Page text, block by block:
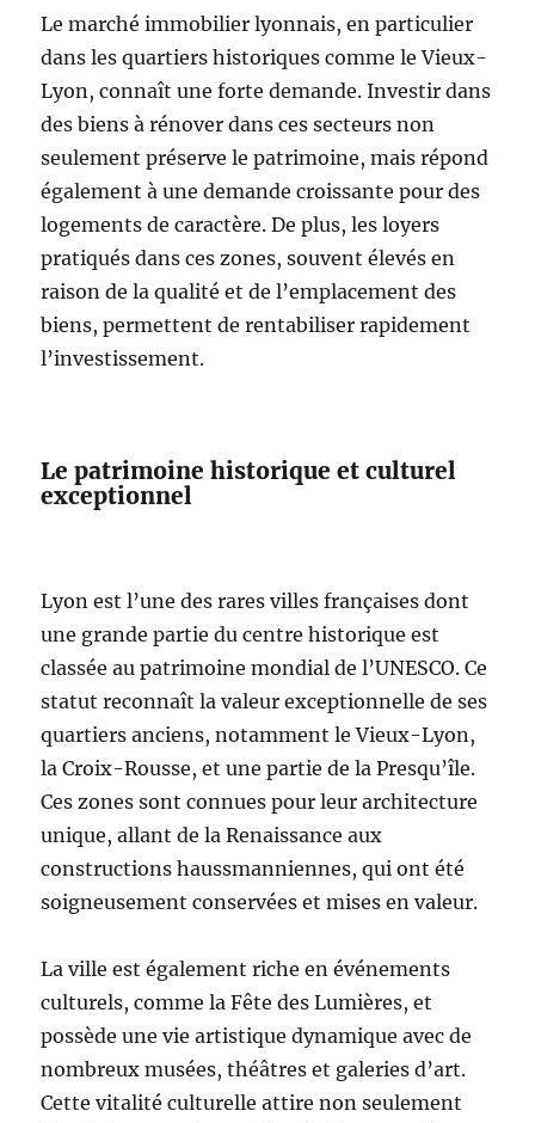
Le marché immobilier lyonnais, en particulier
dans les quartiers historiques comme le Vieux-
Lyon, connaît une forte demande. Investir dans
des biens à rénover dans ces secteurs non
seulement préserve le patrimoine, mais répond
également à une demande croissante pour des
logements de caractère. De plus, les loyers
pratiqués dans ces zones, souvent élevés en
raison de la qualité et de l’emplacement des
biens, permettent de rentabiliser rapidement
l’investissement.
Le patrimoine historique et culturel
exceptionnel
Lyon est l’une des rares villes françaises dont
une grande partie du centre historique est
classée au patrimoine mondial de l’UNESCO. Ce
statut reconnaît la valeur exceptionnelle de ses
quartiers anciens, notamment le Vieux-Lyon,
la Croix-Rousse, et une partie de la Presqu’île.
Ces zones sont connues pour leur architecture
unique, allant de la Renaissance aux
constructions haussmanniennes, qui ont été
soigneusement conservées et mises en valeur.
La ville est également riche en événements
culturels, comme la Fête des Lumières, et
possède une vie artistique dynamique avec de
nombreux musées, théâtres et galeries d’art.
Cette vitalité culturelle attire non seulement